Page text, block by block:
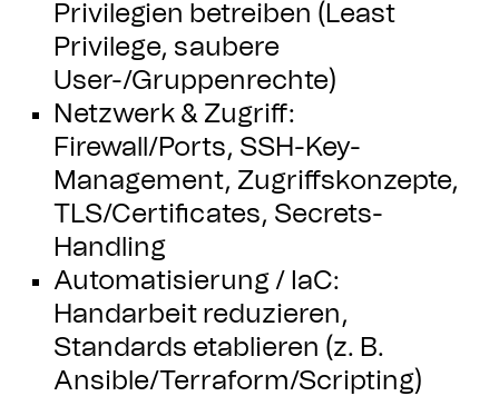
Privilegien betreiben (Least
Privilege, saubere
User-/Gruppenrechte)
Netzwerk & Zugriff:
Firewall/Ports, SSH-Key-
Management, Zugriffskonzepte,
TLS/Certificates, Secrets-
Handling
Automatisierung / IaC:
Handarbeit reduzieren,
Standards etablieren (z. B.
Ansible/Terraform/Scripting)